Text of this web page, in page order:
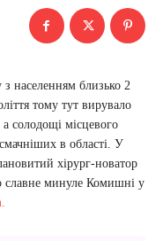
населенням близько 2
тому тут вирувало
солодощі місцевого
в області. У
хірург-новатор
славне минуле Комишні у